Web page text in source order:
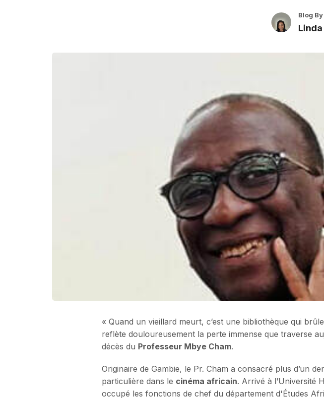
Blog By
« Quand un vieillard meurt, c’est une bibliothèque qui
reflète douloureusement la perte immense que traverse
décès du Professeur Mbye Cham.
Originaire de Gambie, le Pr. Cham a consacré plus d’un
particulière dans le cinéma africain. Arrivé à l’Université
occupé les fonctions de chef du département d'Études